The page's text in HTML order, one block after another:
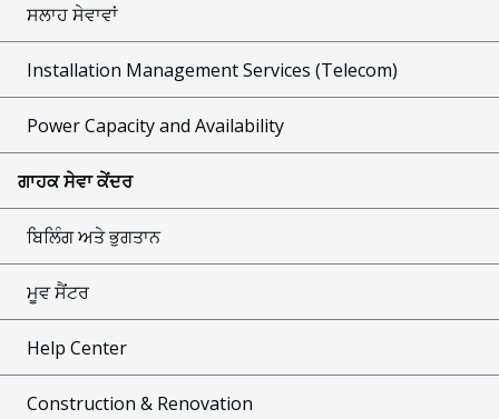
ਸਲਾਹ ਸੇਵਾਵਾਂ
Installation Management Services (Telecom)
Power Capacity and Availability
ਗਾਹਕ ਸੇਵਾ ਕੇਂਦਰ
ਬਿਲਿੰਗ ਅਤੇ ਭੁਗਤਾਨ
ਮੂਵ ਸੈਂਟਰ
Help Center
Construction & Renovation